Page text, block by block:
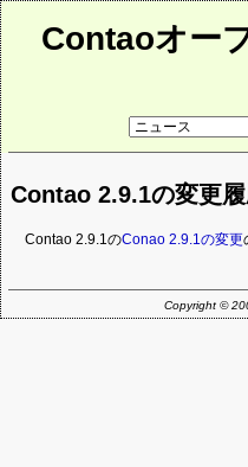
Contaoオー
リ
ペ
ー
Contao 2.9.1の変更
Contao 2.9.1のConao 2.9.1の変更
Copyright ©